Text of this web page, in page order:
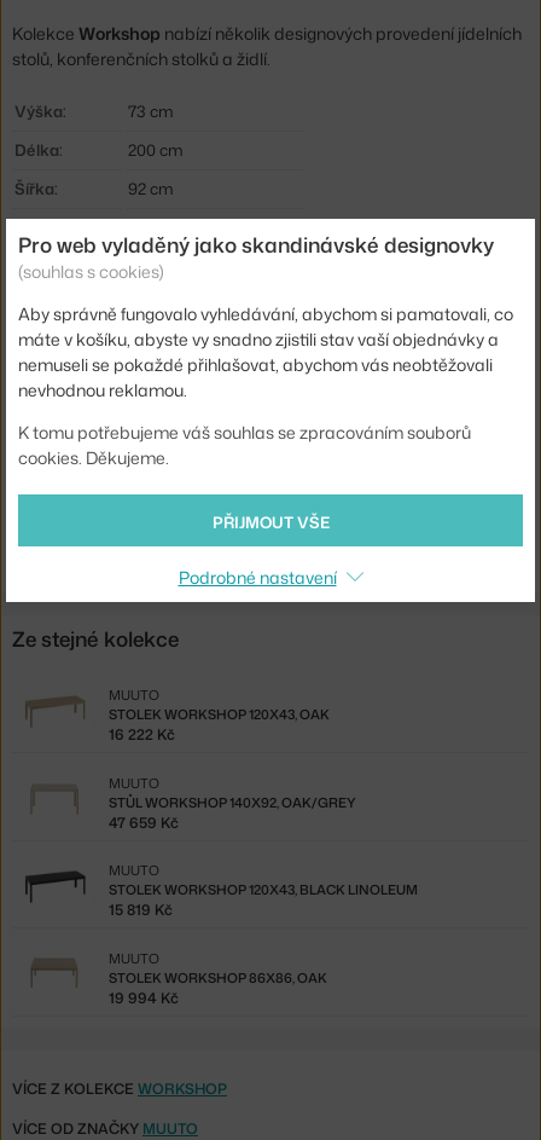
Kolekce Workshop nabízí několik designových provedení jídelních
stolů, konferenčních stolků a židlí.
Výška:
73 cm
Délka:
200 cm
Šířka:
92 cm
Materiál:
dubové dřevo, linoleum
Podnož:
Tvar stolu:
obdélník
Deska stolu:
laminát / linoleum
Kód produktu
MUU-WORTAB200A01
EAN
5713295257046
Ste zo Slovenska? Prejdite naStôl Workshop 200x92, black
Shopping from the EU? Switch toWorkshop Table 200x92, black
Ze stejné kolekce
STOLEK WORKSHOP 120X43, OAK
MUUTO
16 222 Kč
STŮL WORKSHOP 140X92, OAK/GREY
MUUTO
47 659 Kč
STOLEK WORKSHOP 120X43, BLACK LINOLEUM
MUUTO
15 819 Kč
STOLEK WORKSHOP 86X86, OAK
MUUTO
19 994 Kč
VÍCE Z KOLEKCE WORKSHOP
VÍCE OD ZNAČKY MUUTO
Pro web vyladěný jako skandinávské designovky
(souhlas s cookies)
Aby správně fungovalo vyhledávání, abychom si pamatovali, co
máte v košíku, abyste vy snadno zjistili stav vaší objednávky a
nemuseli se pokaždé přihlašovat, abychom vás neobtěžovali
nevhodnou reklamou.
K tomu potřebujeme váš souhlas se zpracováním souborů
cookies. Děkujeme.
PŘIJMOUT VŠE
Podrobné nastavení